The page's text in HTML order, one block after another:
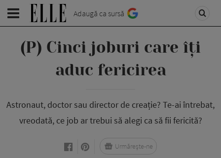
Adaugă ca sursă
(P) Cinci joburi care îți
aduc fericirea
Astronaut, doctor sau director de creație? Te-ai întrebat,
vreodată, ce job ar trebui să alegi ca să fii fericită?
Urmărește-ne